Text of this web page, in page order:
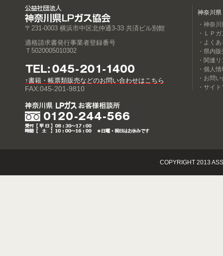
〒231-0003 横浜市中区北仲通3-33 共済ビル別館
適格請求書発行事業者登録番号
Ｔ5020005010302
↑書籍・帳票類販売などのお問い合わせはこちら
FAX:045-201-9810
神奈川県
・神奈
・ＬＰ
・よく
・県内
・関連
・個人
・お問
・サイ
COPYRIGHT 2013